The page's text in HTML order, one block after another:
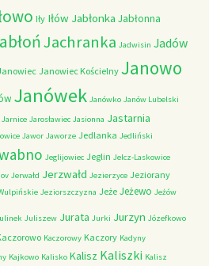
Iły Iłów Jabłonka Jabłonna
Jachranka Jadwisin Jadów
Janowiec Kościelny Janowo
Janówek Janówko Janów Lubelski
Jarnice Jarosławiec Jasionna Jastarnia
Jawor Jaworze Jedlanka Jedliński
Jeglijowiec Jeglin Jelcz-Laskowice
Jerwałd Jerzwałd Jezierzyce Jeziorany
Jeziorszczyzna Jeże Jeżewo Jeżów
Juliszew Jurata Jurki Jurzyn Józefkowo
Kaczorowy Kaczory Kadyny
Kajkowo Kalisko Kalisz Kaliszki Kalisz